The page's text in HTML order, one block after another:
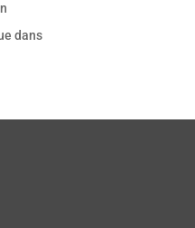
dans